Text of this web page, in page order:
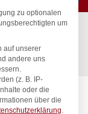
Suchen
Profis
zu optionalen
um
auf unserer
andere uns
(z. B. IP-
oder die
über die
.